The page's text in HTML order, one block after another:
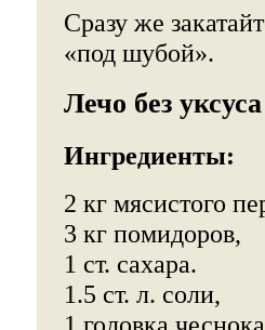
Сразу же
«под шубой».
Лечо без уксуса
Ингредиенты:
2 кг мясистого
3 кг помидоров,
1 ст. сахара.
1.5 ст. л. соли,
1 головка